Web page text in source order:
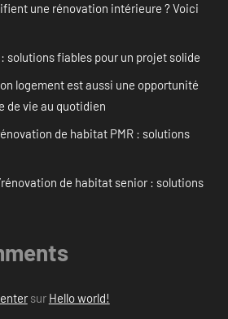
une rénovation intérieure ? Voici
solutions fiables pour un projet solide
logement est aussi une opportunité
de vie au quotidien
de habitat PMR : solutions
de habitat senior : solutions
sur Hello world!